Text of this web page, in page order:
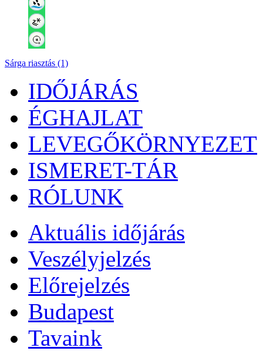
Sárga riasztás (1)
IDŐJÁRÁS
ÉGHAJLAT
LEVEGŐKÖRNYEZET
ISMERET-TÁR
RÓLUNK
Aktuális időjárás
Veszélyjelzés
Előrejelzés
Budapest
Tavaink